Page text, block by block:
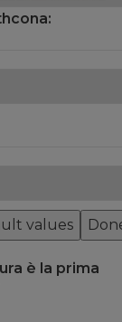
values
è la prima